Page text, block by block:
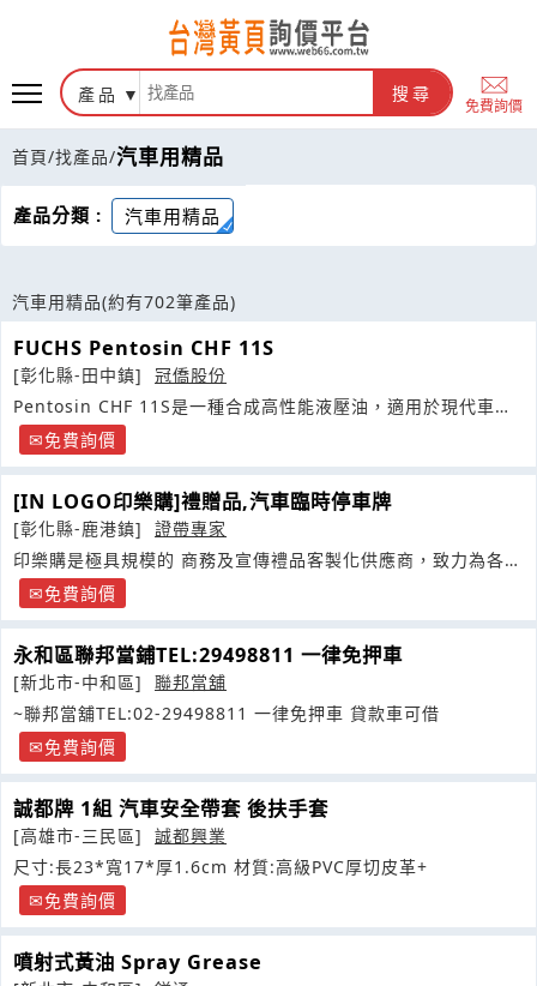
產品 搜尋
免費詢價
首頁/找產品/汽車用精品
產品分類 : 汽車用精品
汽車用精品(約有702筆產品)
FUCHS Pentosin CHF 11S
[彰化縣-田中鎮]
冠僑股份
Pentosin CHF 11S是一種合成高性能液壓油，適用於現代車輛
骨架零件的液壓系統
免費詢價
[IN LOGO印樂購]禮贈品,汽車臨時停車牌
[彰化縣-鹿港鎮]
證帶專家
印樂購是極具規模的 商務及宣傳禮品客製化供應商，致力為各大
小機構客戶提供最全面及具創意的商務禮品
免費詢價
永和區聯邦當鋪TEL:29498811 一律免押車
[新北市-中和區]
聯邦當舖
~聯邦當舖TEL:02-29498811 一律免押車 貸款車可借
免費詢價
誠都牌 1組 汽車安全帶套 後扶手套
[高雄市-三民區]
誠都興業
尺寸:長23*寬17*厚1.6cm 材質:高級PVC厚切皮革+
免費詢價
噴射式黃油 Spray Grease